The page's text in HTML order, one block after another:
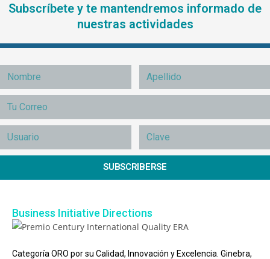
Subscríbete y te mantendremos informado de
nuestras actividades
SUBSCRIBERSE
Business Initiative Directions
Categoría ORO por su Calidad, Innovación y Excelencia. Ginebra,